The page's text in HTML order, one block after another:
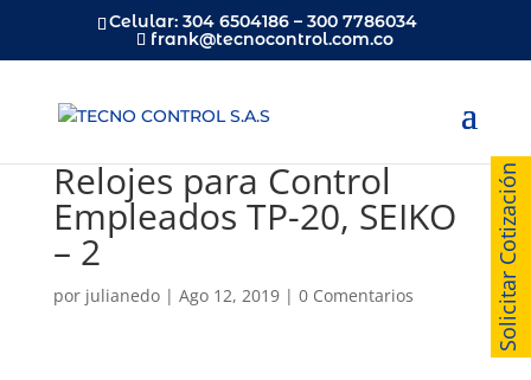
Celular: 304 6504186 – 300 7786034
frank@tecnocontrol.com.co
Relojes para Control
Empleados TP-20, SEIKO
– 2
por julianedo| Ago 12, 2019| 0 Comentarios Solicitar Cotización